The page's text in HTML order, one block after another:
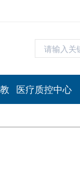
医疗质控中心